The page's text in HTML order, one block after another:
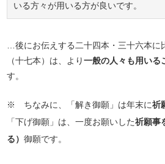
いる方々が用いる方が良いです。
…後にお伝えする二十四本・三十六本に
（十七本）は、より一般の人々も用いる
す。
※ ちなみに、「解き御願」は年末に祈
「下げ御願」は、一度お願いした祈願事
る）御願です。